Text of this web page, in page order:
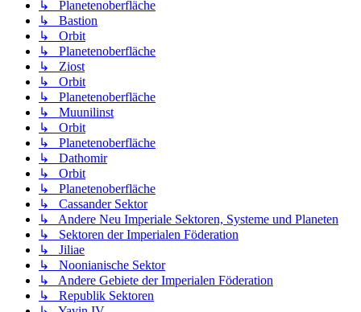
↳ Planetenoberfläche
↳ Bastion
↳ Orbit
↳ Planetenoberfläche
↳ Ziost
↳ Orbit
↳ Planetenoberfläche
↳ Muunilinst
↳ Orbit
↳ Planetenoberfläche
↳ Dathomir
↳ Orbit
↳ Planetenoberfläche
↳ Cassander Sektor
↳ Andere Neu Imperiale Sektoren, Systeme und Planeten
↳ Sektoren der Imperialen Föderation
↳ Jiliae
↳ Noonianische Sektor
↳ Andere Gebiete der Imperialen Föderation
↳ Republik Sektoren